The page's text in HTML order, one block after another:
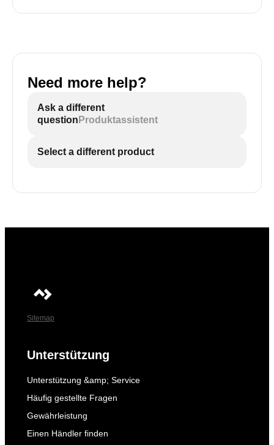
Need more help?
Ask a different
question Produktassistent
Select a different product
Sitemap
Unterstützung
Unterstützung &amp; Service
Häufig gestellte Fragen
Gewährleistung
Einen Händler finden